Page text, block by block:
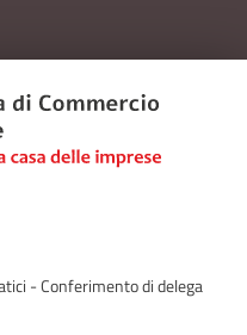
- Conferimento di delega